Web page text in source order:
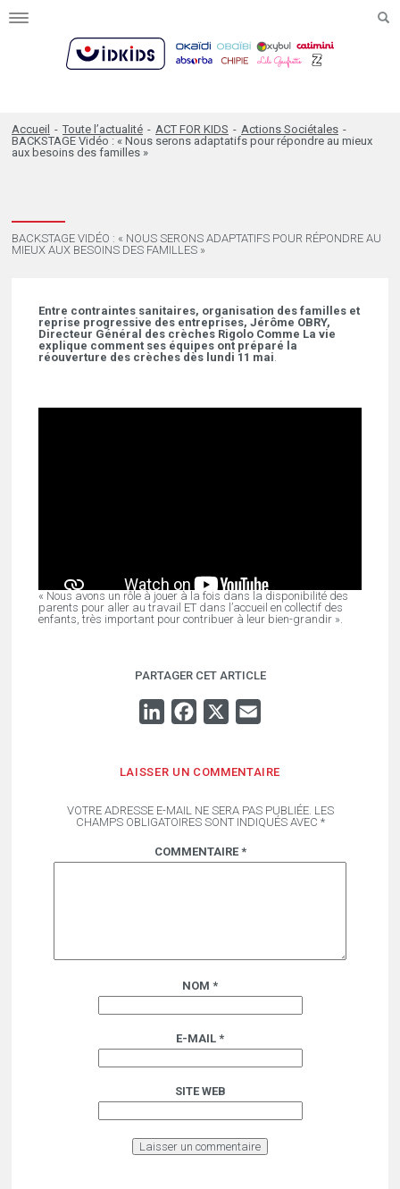
Toggle
Accueil - Toute l’actualité - ACT FOR KIDS - Actions Sociétales -
BACKSTAGE Vidéo : « Nous serons adaptatifs pour répondre au mieux
aux besoins des familles »
BACKSTAGE VIDÉO : « NOUS SERONS ADAPTATIFS POUR RÉPONDRE AU
MIEUX AUX BESOINS DES FAMILLES »
Entre contraintes sanitaires, organisation des familles et
reprise progressive des entreprises, Jérôme OBRY,
Directeur Général des crèches Rigolo Comme La vie
explique comment ses équipes ont préparé la
réouverture des crèches dès lundi 11 mai.
« Nous avons un rôle à jouer à la fois dans la disponibilité des
parents pour aller au travail ET dans l’accueil en collectif des
enfants, très important pour contribuer à leur bien-grandir ».
PARTAGER CET ARTICLE
LINKEDINFACEBOOK
LAISSER UN COMMENTAIRE
VOTRE ADRESSE E-MAIL NE SERA PAS PUBLIÉE. LES
CHAMPS OBLIGATOIRES SONT INDIQUÉS AVEC *
COMMENTAIRE *
NOM *
E-MAIL *
SITE WEB